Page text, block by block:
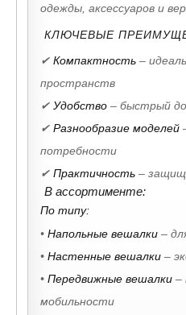
одежды, аксессуаров и
КЛЮЧЕВЫЕ
✔ Компактность –
пространств
✔ Удобство – быстрый
✔ Разнообразие моделей
потребности
✔ Практичность –
В ассортименте:
По типу:
• Напольные вешалки –
• Настенные вешалки –
• Передвижные вешалки –
мобильности